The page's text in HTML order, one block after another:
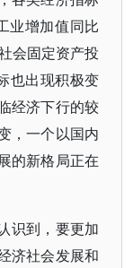
业增加值同比
会固定资产投
也出现积极变
经济下行的较
，一个以国内
的新格局正在
识到，要更加
济社会发展和